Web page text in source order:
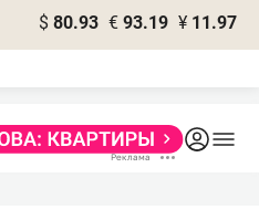
$ 80.93 € 93.19 ¥ 11.97